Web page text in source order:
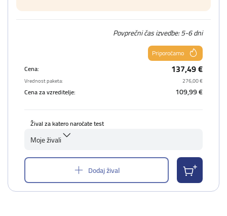
Povprečni čas izvedbe: 5-6 dni
Priporočamo
Cena:
137,49 €
Vrednost paketa: 276,00 €
Cena za vzreditelje: 109,99 €
Žival za katero naročate test
Moje živali
Dodaj žival